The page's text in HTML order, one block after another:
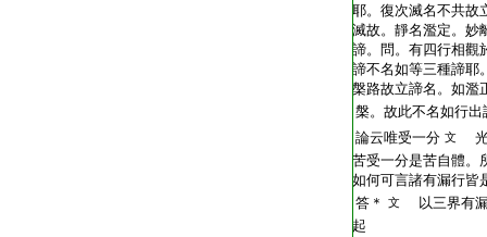
耶。復次滅名不共故
滅故。靜名濫定。妙
諦。問。有四行相觀
諦不名如等三種諦耶
槃路故立諦名。如濫
槃。故此不名如行出
論云唯受一分 文
光
苦受一分是苦自體。
如何可言諸有漏行皆
答＊
文
以三界有
起